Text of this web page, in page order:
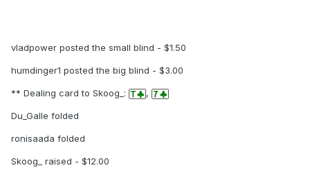
vladpower posted the small blind - $1.50
humdinger1 posted the big blind - $3.00
** Dealing card to Skoog_: ,
Du_Galle folded
ronisaada folded
Skoog_ raised - $12.00